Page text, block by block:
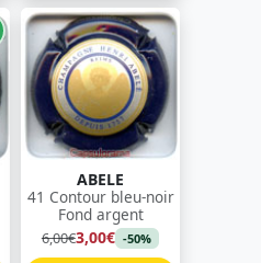
ABELE
41 Contour bleu-noir
Fond argent
6,00€3,00€ -50%